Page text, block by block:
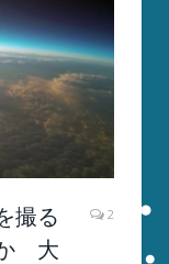
撮る
か 大
2